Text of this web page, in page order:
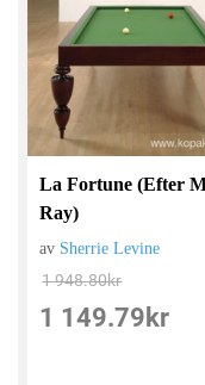
La Fortune (Efter
Ray)
av Sherrie Levine
1 948.80kr
1 149.79 kr